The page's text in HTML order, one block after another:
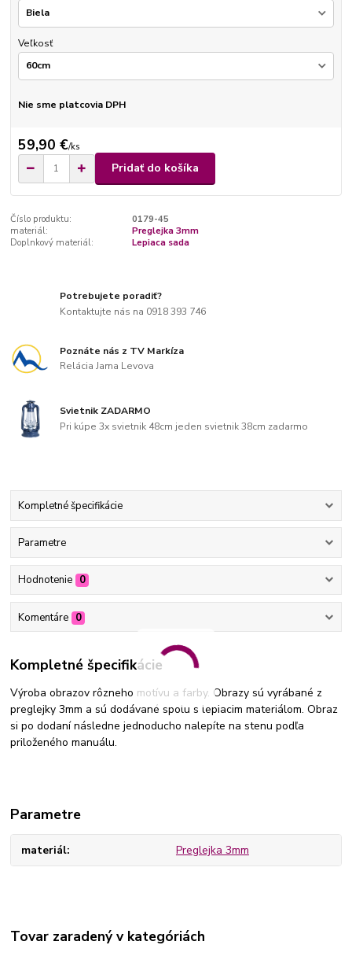
Veľkosť
Nie sme platcovia DPH
59,90 €/ks
Pridať do košíka
Číslo produktu:
0179-45
materiál:
Preglejka 3mm
Doplnkový materiál:
Lepiaca sada
Potrebujete poradiť?
Kontaktujte nás na 0918 393 746
Poznáte nás z TV Markíza
Relácia Jama Levova
Svietnik ZADARMO
Pri kúpe 3x svietnik 48cm jeden svietnik 38cm zadarmo
Kompletné špecifikácie
Parametre
Hodnotenie 0
Komentáre 0
Kompletné špecifikácie
Výroba obrazov rôzneho motívu a farby. Obrazy sú vyrábané z
preglejky 3mm a sú dodávané spolu s lepiacim materiálom. Obraz
si po dodaní následne jednoducho nalepíte na stenu podľa
priloženého manuálu.
Parametre
materiál Preglejka 3mm
Tovar zaradený v kategóriách